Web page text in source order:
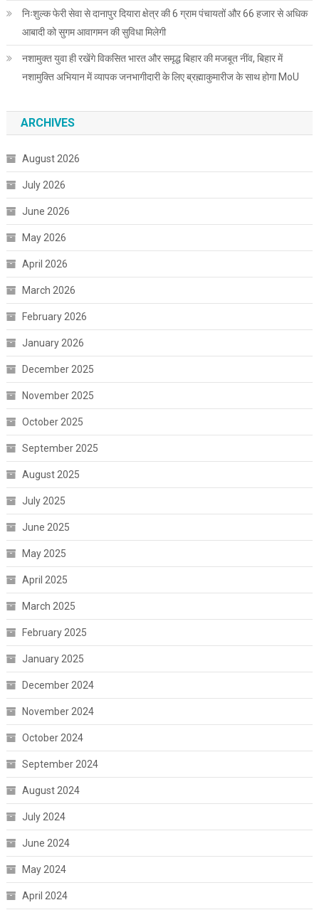
निःशुल्क फेरी सेवा से दानापुर दियारा क्षेत्र की 6 ग्राम पंचायतों और 66 हजार से अधिक
आबादी को सुगम आवागमन की सुविधा मिलेगी
नशामुक्त युवा ही रखेंगे विकसित भारत और समृद्ध बिहार की मजबूत नींव, बिहार में
नशामुक्ति अभियान में व्यापक जनभागीदारी के लिए ब्रह्माकुमारीज के साथ होगा MoU
ARCHIVES
August 2026
July 2026
June 2026
May 2026
April 2026
March 2026
February 2026
January 2026
December 2025
November 2025
October 2025
September 2025
August 2025
July 2025
June 2025
May 2025
April 2025
March 2025
February 2025
January 2025
December 2024
November 2024
October 2024
September 2024
August 2024
July 2024
June 2024
May 2024
April 2024